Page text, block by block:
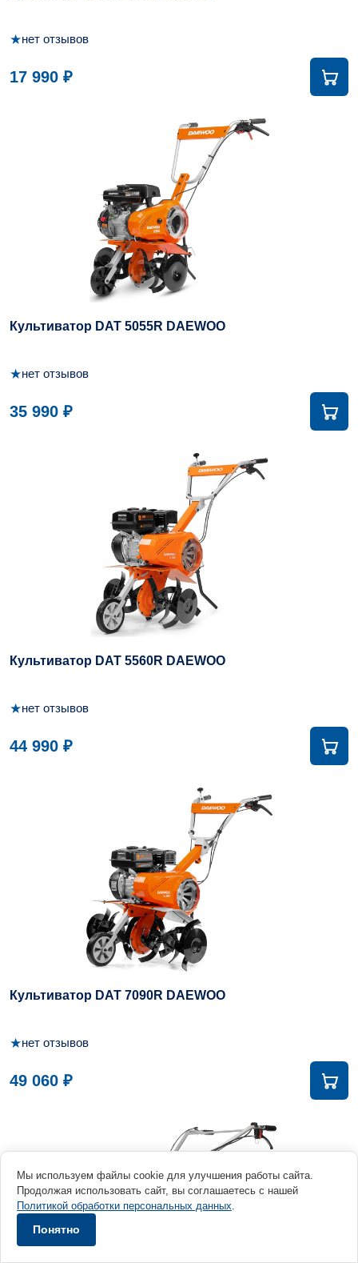
★нет отзывов
17 990 ₽
Культиватор DAT 5055R DAEWOO
★нет отзывов
35 990 ₽
Культиватор DAT 5560R DAEWOO
★нет отзывов
44 990 ₽
Культиватор DAT 7090R DAEWOO
★нет отзывов
49 060 ₽
Мы используем файлы cookie для улучшения работы сайта.
Продолжая использовать сайт, вы соглашаетесь с нашей
Политикой обработки персональных данных.
Понятно